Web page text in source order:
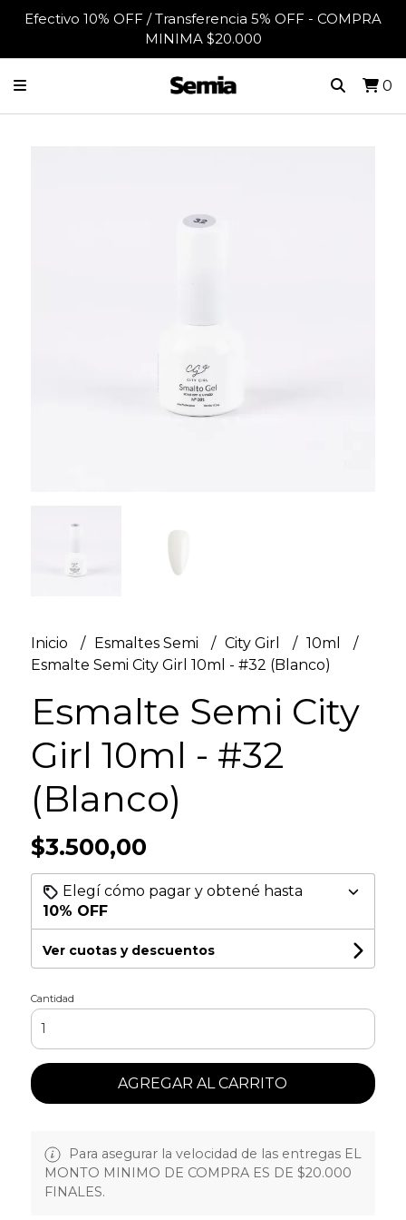
Efectivo 10% OFF / Transferencia 5% OFF - COMPRA
MINIMA $20.000
0
Inicio Esmaltes Semi City Girl
10ml
Esmalte Semi City Girl 10ml - #32 (Blanco)
Esmalte Semi City
Girl 10ml - #32
(Blanco)
$3.500,00
Elegí cómo pagar y obtené hasta
10% OFF
Ver cuotas y descuentos
Cantidad
AGREGAR AL CARRITO
Para asegurar la velocidad de las entregas EL
MONTO MINIMO DE COMPRA ES DE $20.000
FINALES.